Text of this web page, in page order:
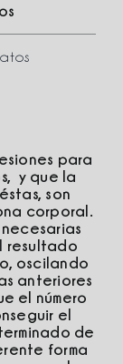
para
y que la
son
corporal.
resultado
oscilando
anteriores
el número
el
de
forma